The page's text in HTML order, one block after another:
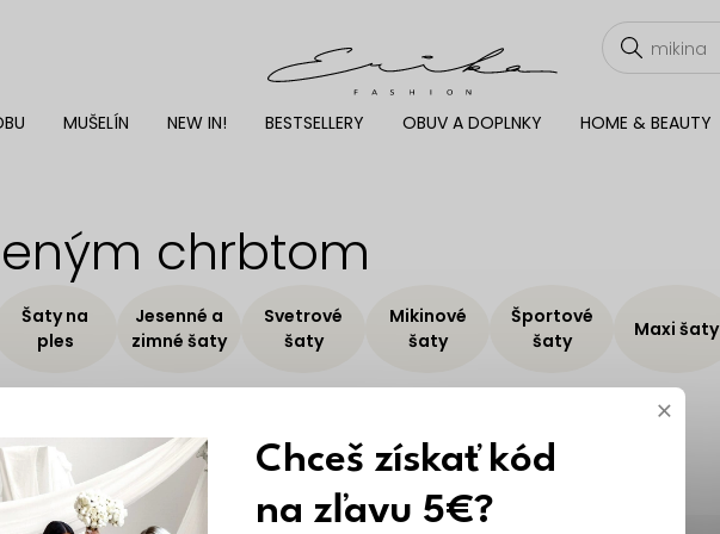
MUŠELÍN NEW IN! BESTSELLERY OBUV A DOPLNKY HOME & BEAUTY
chrbtom
Šaty na
ples
Jesenné a
zimné šaty
Svetrové
šaty
Mikinové
šaty
Športové
šaty
Maxi šaty
×
Chceš získať kód
na zľavu 5€?